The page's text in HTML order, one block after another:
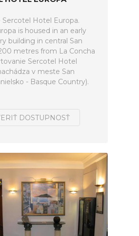
Sercotel Hotel Europa.
is housed in an early
building in central San
metres from La Concha
Sercotel Hotel
v meste San
- Basque Country).
DOSTUPNOSŤ